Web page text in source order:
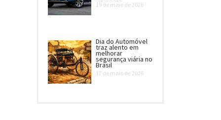
19 de maio de 2026
Dia do Automóvel
traz alento em
melhorar
segurança viária no
Brasil
17 de maio de 2026